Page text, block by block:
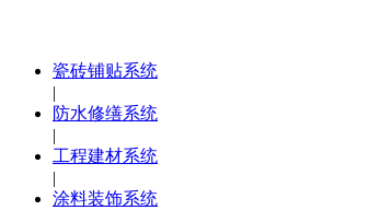
瓷砖铺贴系统
|
防水修缮系统
|
工程建材系统
|
涂料装饰系统